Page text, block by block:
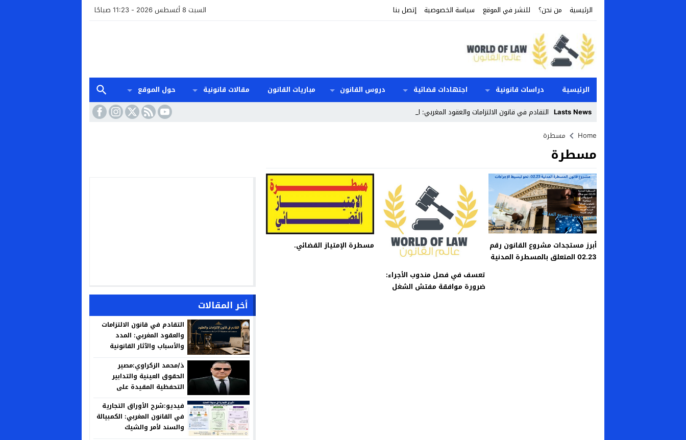
الرئيسية من نحن؟ للنشر في الموقع سياسة الخصوصية إتصل بنا السبت 8 أغسطس 2026 - 11:23 صباحًا
الرئيسية دراسات قانونية اجتهادات قضائية دروس القانون مباريات القانون مقالات قانونية
حول الموقع
Lasts News التقادم في قانون الالتزامات والعقود المغربي: المدد و_
Stop
Next
Home مسطرة
مسطرة
أبرز مستجدات مشروع القانون رقم
02.23 المتعلق بالمسطرة المدنية
تعسف في فصل مندوب الأجراء:
ضرورة موافقة مفتش الشغل
مسطرة الإمتياز القضائي.
أخر المقالات
التقادم في قانون الالتزامات
والعقود المغربي: المدد
والأسباب والآثار القانونية
ذ/محمد الزكراوي:مصير
الحقوق العينية والتدابير
التحفظية المقيدة على
المنفعة العامة
فيديو:شرح الأوراق التجارية
في القانون المغربي: الكمبيالة
والسند لأمر والشيك